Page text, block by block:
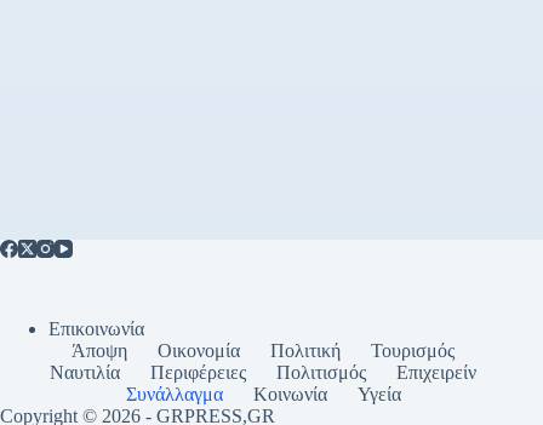
Επικοινωνία
Άποψη
Οικονομία Πολιτική
Τουρισμός
Ναυτιλία
Περιφέρειες Πολιτισμός
Επιχειρείν
Συνάλλαγμα
Κοινωνία
Υγεία
Copyright © 2026 - GRPRESS,GR